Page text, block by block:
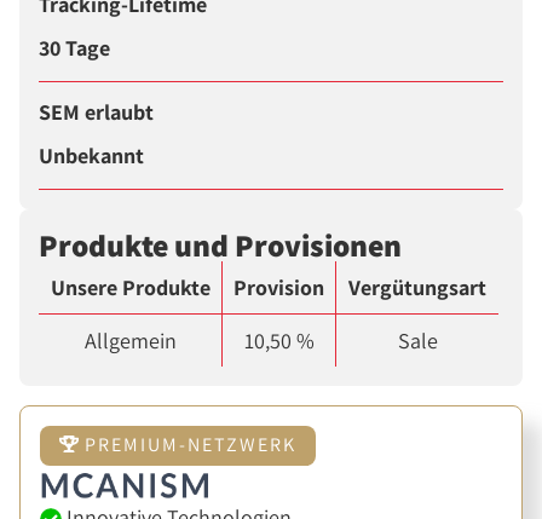
30 Tage
SEM erlaubt
Unbekannt
Produkte und Provisionen
Unsere Produkte Provision
Vergütungsart
Allgemein
10,50 % Sale
PREMIUM-NETZWERK